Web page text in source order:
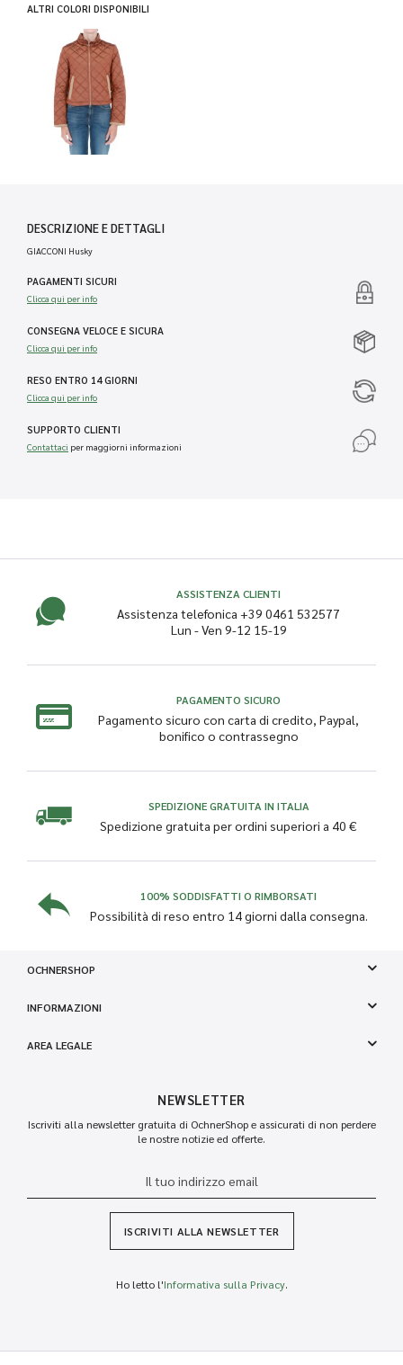
ALTRI COLORI DISPONIBILI
DESCRIZIONE E DETTAGLI
GIACCONI Husky
PAGAMENTI SICURI
Clicca qui per info
CONSEGNA VELOCE E SICURA
Clicca qui per info
RESO ENTRO 14 GIORNI
Clicca qui per info
SUPPORTO CLIENTI
Contattaci per maggiorni informazioni
ASSISTENZA CLIENTI
Assistenza telefonica +39 0461 532577
Lun - Ven 9-12 15-19
PAGAMENTO SICURO
Pagamento sicuro con carta di credito, Paypal,
bonifico o contrassegno
SPEDIZIONE GRATUITA IN ITALIA
Spedizione gratuita per ordini superiori a 40 €
100% SODDISFATTI O RIMBORSATI
Possibilità di reso entro 14 giorni dalla consegna.
OCHNERSHOP
INFORMAZIONI
AREA LEGALE
NEWSLETTER
Iscriviti alla newsletter gratuita di OchnerShop e assicurati di non perdere
le nostre notizie ed offerte.
ISCRIVITI ALLA NEWSLETTER
Ho letto l'Informativa sulla Privacy.